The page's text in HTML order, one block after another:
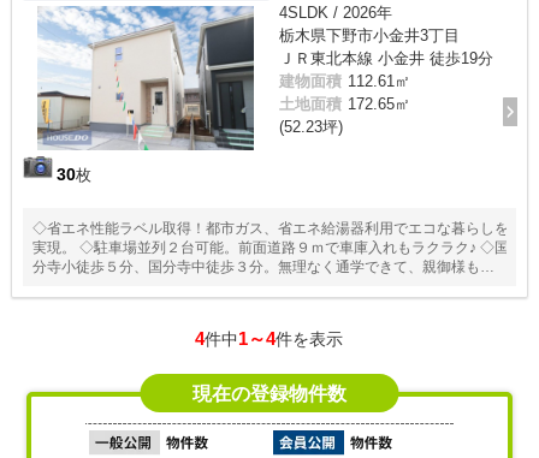
30枚
4SLDK / 2026年
栃木県下野市小金井3丁目
ＪＲ東北本線 小金井 徒歩19分
建物面積 112.61㎡
土地面積 172.65㎡
(52.23坪)
◇省エネ性能ラベル取得！都市ガス、省エネ給湯器利用でエコな暮らしを
実現。 ◇駐車場並列２台可能。前面道路９ｍで車庫入れもラクラク♪ ◇国
分寺小徒歩５分、国分寺中徒歩３分。無理なく通学できて、親御様も安
4件中1～4件を表示
現在の登録物件数